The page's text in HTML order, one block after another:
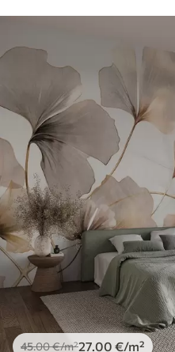
45.00€/m²27 .00 €/m²